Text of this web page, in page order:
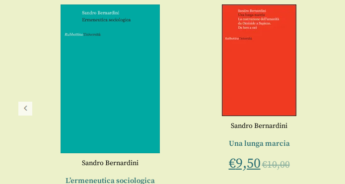
Sandro Bernardini
L’ermeneutica sociologica
Sandro Bernardini
Una lunga marcia
€9,50€10,00